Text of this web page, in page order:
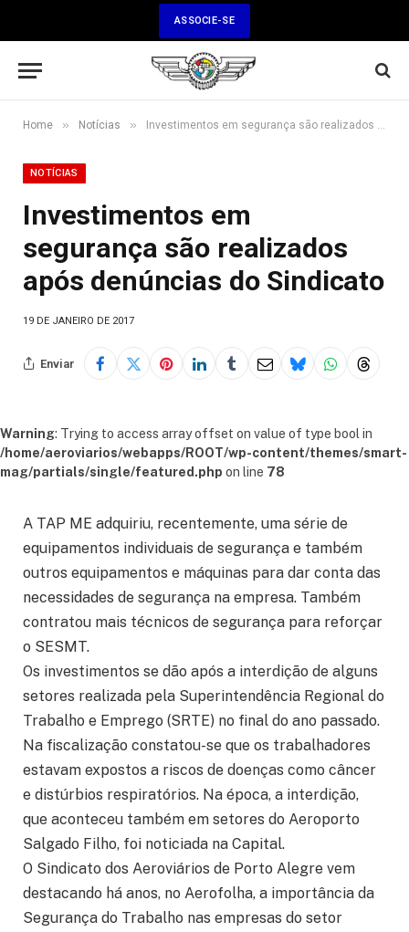
ASSOCIE-SE
Home » Notícias » Investimentos em segurança são realizados após denúncias do Sindicato
NOTÍCIAS
Investimentos em
segurança são realizados
após denúncias do Sindicato
19 DE JANEIRO DE 2017
Enviar
Warning: Trying to access array offset on value of type bool in
/home/aeroviarios/webapps/ROOT/wp-content/themes/smart-
mag/partials/single/featured.php on line 78
A TAP ME adquiriu, recentemente, uma série de
equipamentos individuais de segurança e também
outros equipamentos e máquinas para dar conta das
necessidades de segurança na empresa. Também
contratou mais técnicos de segurança para reforçar
o SESMT.
Os investimentos se dão após a interdição de alguns
setores realizada pela Superintendência Regional do
Trabalho e Emprego (SRTE) no final do ano passado.
Na fiscalização constatou-se que os trabalhadores
estavam expostos a riscos de doenças como câncer
e distúrbios respiratórios. Na época, a interdição,
que aconteceu também em setores do Aeroporto
Salgado Filho, foi noticiada na Capital.
O Sindicato dos Aeroviários de Porto Alegre vem
destacando há anos, no Aerofolha, a importância da
Segurança do Trabalho nas empresas do setor